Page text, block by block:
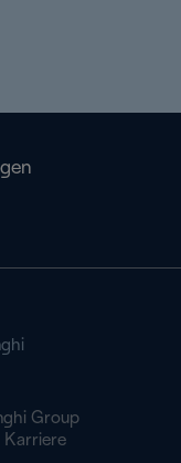
Group
Karriere